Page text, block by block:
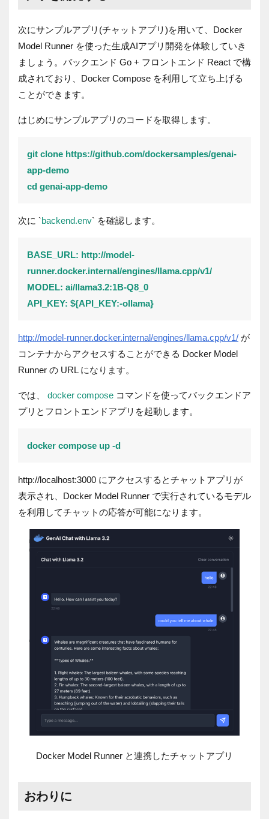
次にサンプルアプリ(チャットアプリ)を用いて、Docker
Model Runner を使った生成AIアプリ開発を体験していき
ましょう。バックエンド Go + フロントエンド React で構
成されており、Docker Compose を利用して立ち上げる
ことができます。
はじめにサンプルアプリのコードを取得します。
git clone https://github.com/dockersamples/genai-
app-demo
cd genai-app-demo
次に `backend.env` を確認します。
BASE_URL: http://model-
runner.docker.internal/engines/llama.cpp/v1/
MODEL: ai/llama3.2:1B-Q8_0
API_KEY: ${API_KEY:-ollama}
http://model-runner.docker.internal/engines/llama.cpp/v1/ が
コンテナからアクセスすることができる Docker Model
Runner の URL になります。
では、 docker compose コマンドを使ってバックエンドア
プリとフロントエンドアプリを起動します。
docker compose up -d
http://localhost:3000 にアクセスするとチャットアプリが
表示され、Docker Model Runner で実行されているモデル
を利用してチャットの応答が可能になります。
Docker Model Runner と連携したチャットアプリ
おわりに